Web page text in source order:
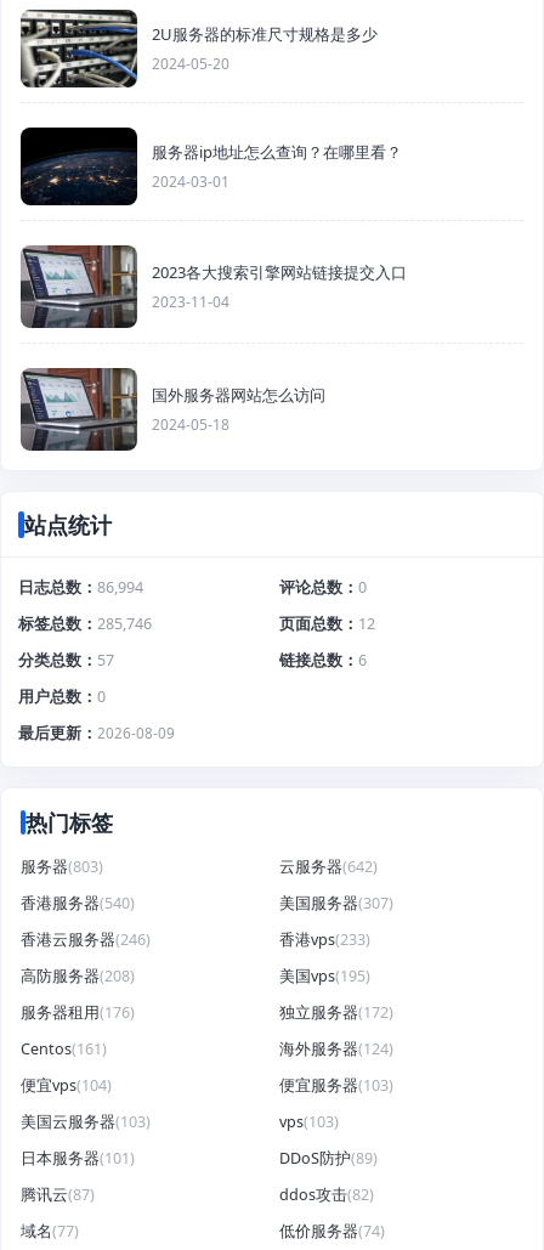
2U服务器的标准尺寸规格是多少
2024-05-20
服务器ip地址怎么查询？在哪里看？
2024-03-01
2023各大搜索引擎网站链接提交入口
2023-11-04
国外服务器网站怎么访问
2024-05-18
站点统计
日志总数 86,994 评论总数
0
标签总数
285,746 页面总数
12
分类总数
57 链接总数
6
用户总数
0
最后更新
2026-08-09
热门标签
服务器(803) 云服务器(642)
香港服务器(540) 美国服务器(307)
香港云服务器(246) 香港vps(233)
高防服务器(208) 美国vps(195)
服务器租用(176) 独立服务器(172)
Centos(161) 海外服务器(124)
便宜vps(104) 便宜服务器(103)
美国云服务器(103) vps(103)
日本服务器(101) DDoS防护(89)
腾讯云(87) ddos攻击(82)
域名(77) 低价服务器(74)